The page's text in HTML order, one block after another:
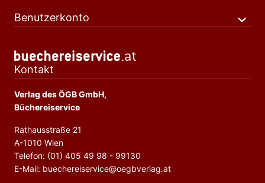
Benutzerkonto
Kontakt
Verlag des ÖGB GmbH,
Büchereiservice
Rathausstraße 21
A-1010 Wien
Telefon: (01) 405 49 98 - 99130
E-Mail: buechereiservice@oegbverlag.at